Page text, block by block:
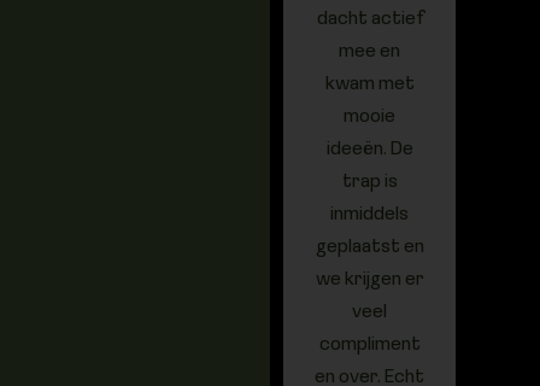
dacht actief
mee en
kwam met
mooie
ideeën. De
trap is
inmiddels
geplaatst en
we krijgen er
veel
compliment
en over. Echt